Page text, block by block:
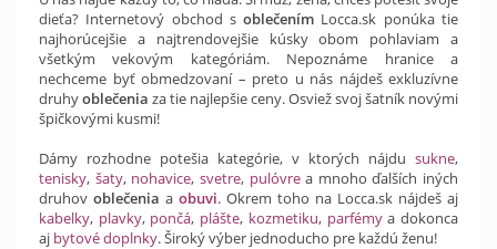
dieťa? Internetový obchod soblečením Locca.sk ponúka tie
najhorúcejšie a najtrendovejšie kúsky obom pohlaviam a
všetkým vekovým kategóriám. Nepoznáme hranice a
nechceme byť obmedzovaní – preto u nás nájdeš exkluzívne
druhyoblečenia za tie najlepšie ceny. Osviež svoj šatník novými
špičkovými kusmi!
Dámy rozhodne potešia kategórie, v ktorých nájdu sukne,
tenisky, šaty, nohavice, svetre, pulóvrea mnoho ďalších iných
druhov oblečenia a obuvi. Okrem toho na Locca.sk nájdeš aj
kabelky, plavky, pončá, plášte, kozmetiku, parfémya dokonca
aj bytové doplnky. Široký výber jednoducho pre každú ženu!